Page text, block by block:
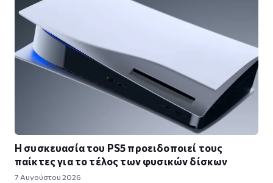
Η συσκευασία του PS5 προειδοποιεί τους
παίκτες για το τέλος των φυσικών δίσκων
7 Αυγούστου 2026